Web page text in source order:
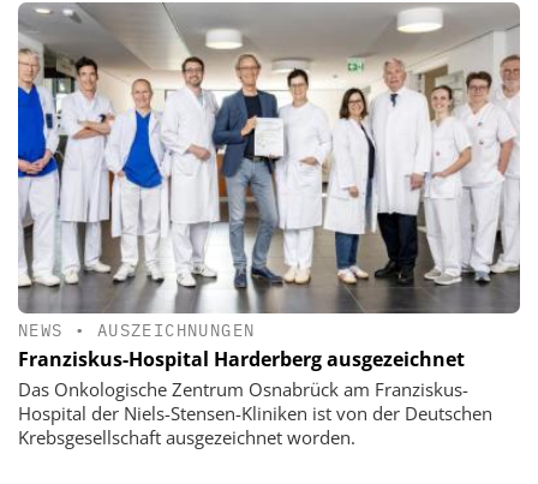
NEWS • AUSZEICHNUNGEN
Franziskus-Hospital Harderberg ausgezeichnet
Das Onkologische Zentrum Osnabrück am Franziskus-
Hospital der Niels-Stensen-Kliniken ist von der Deutschen
Krebsgesellschaft ausgezeichnet worden.